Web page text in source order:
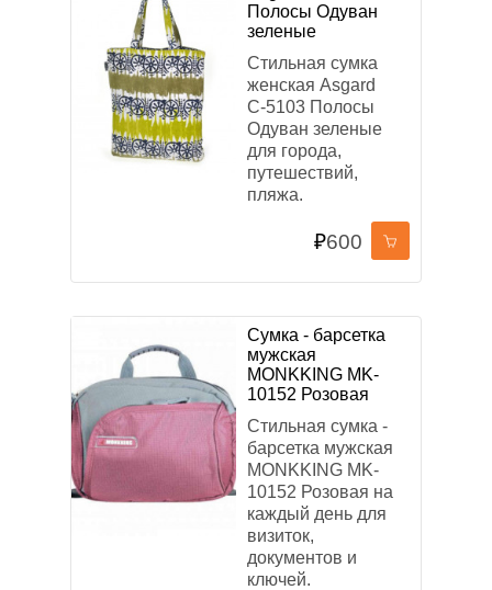
Полосы Одуван
зеленые
Стильная сумка
женская Asgard
С-5103 Полосы
Одуван зеленые
для города,
путешествий,
пляжа.
₽600
Сумка - барсетка
мужская
MONKKING MK-
10152 Розовая
Стильная сумка -
барсетка мужская
MONKKING MK-
10152 Розовая на
каждый день для
визиток,
документов и
ключей.